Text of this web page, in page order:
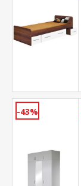
-43%